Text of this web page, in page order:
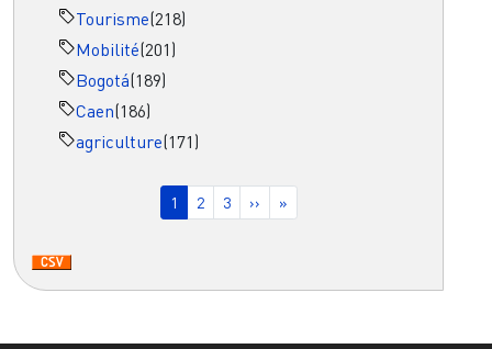
Tourisme(218)
Mobilité(201)
Bogotá(189)
Caen(186)
agriculture(171)
Page courante
1 Page
2 Page
3 Page suivante
›› Dernière page
»